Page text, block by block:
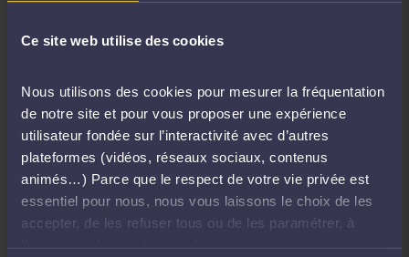
Ce site web utilise des cookies
Nous utilisons des cookies pour mesurer la fréquentation
de notre site et pour vous proposer une expérience
utilisateur fondée sur l’interactivité avec d’autres
plateformes (vidéos, réseaux sociaux, contenus
animés…) Parce que le respect de votre vie privée est
essentiel pour nous, nous vous laissons le choix de les
accepter, de les refuser tous ou de les paramétrer, à
ERAGE
Strasbourg,67000 Strasbourg